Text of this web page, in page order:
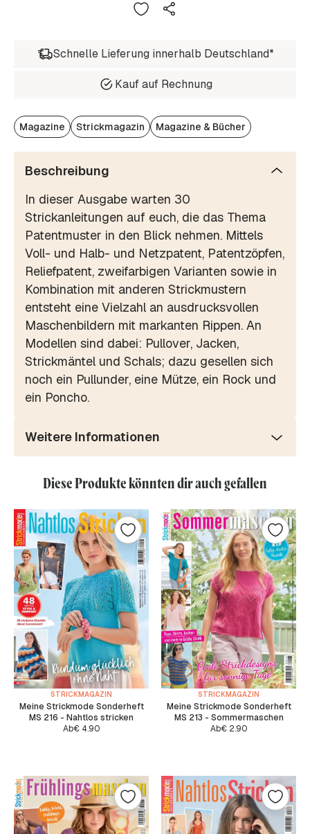
Schnelle Lieferung innerhalb Deutschland*
Kauf auf Rechnung
Magazine Strickmagazin Magazine & Bücher
Beschreibung
In dieser Ausgabe warten 30
Strickanleitungen auf euch, die das Thema
Patentmuster in den Blick nehmen. Mittels
Voll- und Halb- und Netzpatent, Patentzöpfen,
Reliefpatent, zweifarbigen Varianten sowie in
Kombination mit anderen Strickmustern
entsteht eine Vielzahl an ausdrucksvollen
Maschenbildern mit markanten Rippen. An
Modellen sind dabei: Pullover, Jacken,
Strickmäntel und Schals; dazu gesellen sich
noch ein Pullunder, eine Mütze, ein Rock und
ein Poncho.
Weitere Informationen
Diese Produkte könnten dir auch gefallen
STRICKMAGAZIN
Meine Strickmode Sonderheft
MS 216 - Nahtlos stricken
Ab€4.90
STRICKMAGAZIN
Meine Strickmode Sonderheft
MS 213 - Sommermaschen
Ab€2.90